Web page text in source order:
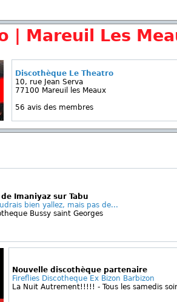
| Mareuil Les
Discothèque Le Theatro
10, rue Jean Serva
77100 Mareuil les Meaux
56 avis des membres
Imaniyaz sur Tabu
bien yallez, mais pas de...
Bussy saint Georges
Nouvelle discothèque partenaire
Fireflies Discotheque Ex Bizon Barbizon
La Nuit Autrement!!!!! - Tous les samedis